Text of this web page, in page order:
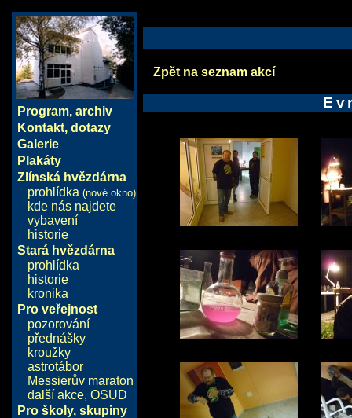
Program, archiv
Kontakt, dotazy
Galerie
Plakáty
Zlínská hvězdárna
prohlídka (nové okno)
kde nás najdete
vybavení
historie
Stará hvězdárna
prohlídka
historie
kronika
Pro veřejnost
pozorování
přednášky
kroužky
astrotábor
Messierův maraton
další akce, OSUD
Pro školy, skupiny
Zpět na seznam akcí